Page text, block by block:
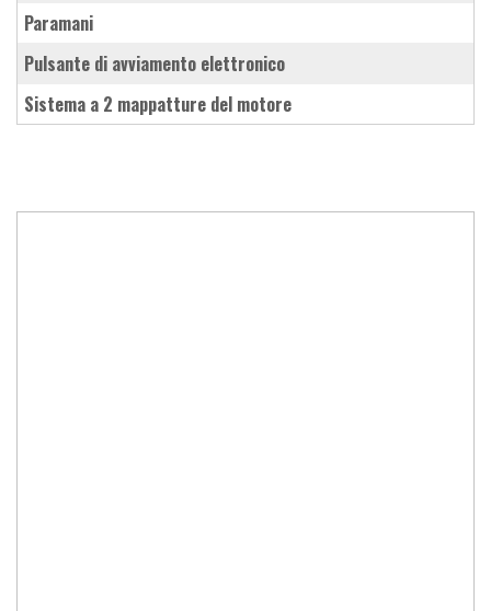
paramani
pulsante di avviamento elettronico
sistema a 2 mappatture del motore